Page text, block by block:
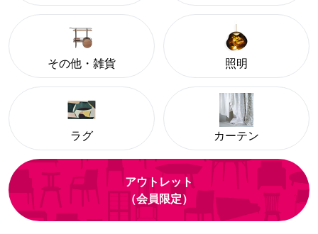
その他・雑貨 照明
ラグ カーテン
アウトレット
（会員限定）